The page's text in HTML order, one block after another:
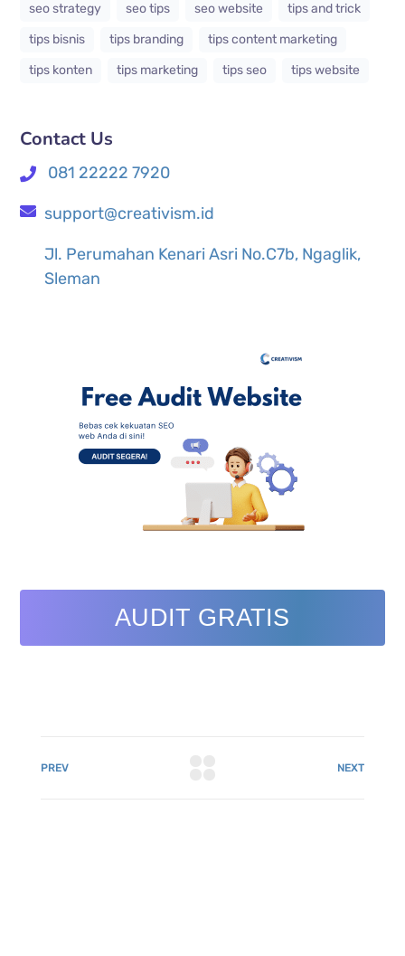
seo strategy
seo tips seo website
tips and trick
tips bisnis
tips branding
tips content marketing
tips konten
tips marketing tips seo tips website
Contact Us
081 22222 7920
support@creativism.id
Jl. Perumahan Kenari Asri No.C7b, Ngaglik,
Sleman
AUDIT GRATIS
PREV NEXT